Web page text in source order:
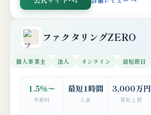
ファクタリングZERO
個人事業主 法人 オンライン 最短即日
1.5%〜
手数料
最短1時間
入金
3,000万円
買取上限